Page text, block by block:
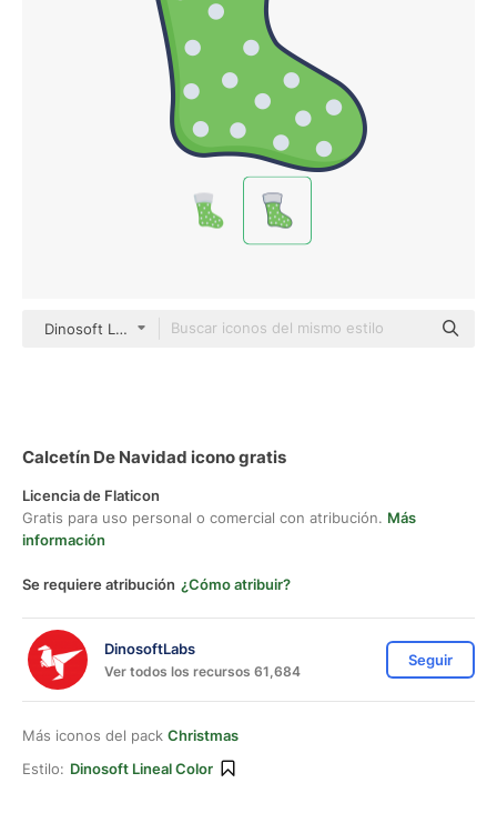
Dinosoft Lineal Color
Calcetín De Navidad icono gratis
Licencia de Flaticon
Gratis para uso personal o comercial con atribución. Más
información
Se requiere atribución ¿Cómo atribuir?
DinosoftLabs
Ver todos los recursos 61,684
Seguir
Más iconos del pack Christmas
Estilo: Dinosoft Lineal Color